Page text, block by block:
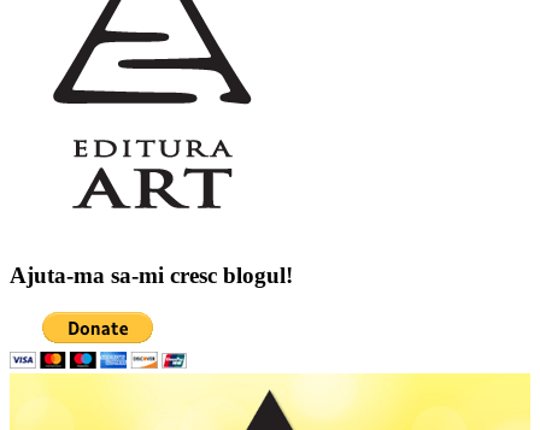
Ajuta-ma sa-mi cresc blogul!